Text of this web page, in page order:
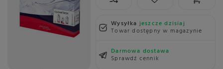
Wysyłkajeszcze dzisiaj
Towar dostępny w magazynie
Darmowa dostawa
Sprawdź cennik